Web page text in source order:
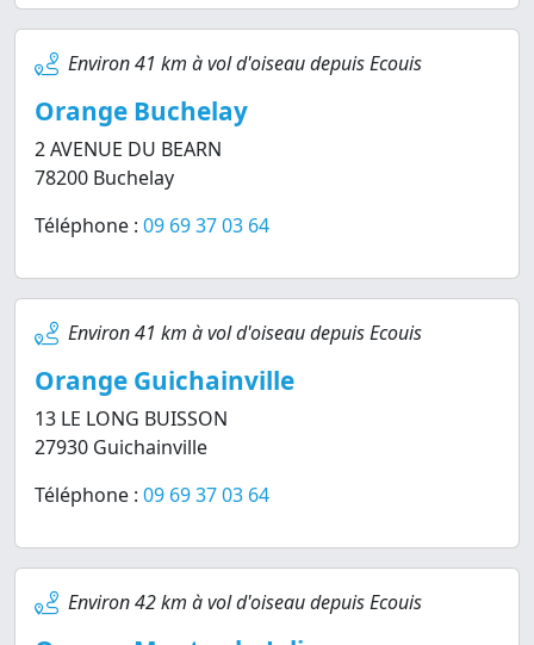
Environ 41 km à vol d'oiseau depuis Ecouis
Orange Buchelay
2 AVENUE DU BEARN
78200 Buchelay
Téléphone : 09 69 37 03 64
Environ 41 km à vol d'oiseau depuis Ecouis
Orange Guichainville
13 LE LONG BUISSON
27930 Guichainville
Téléphone : 09 69 37 03 64
Environ 42 km à vol d'oiseau depuis Ecouis